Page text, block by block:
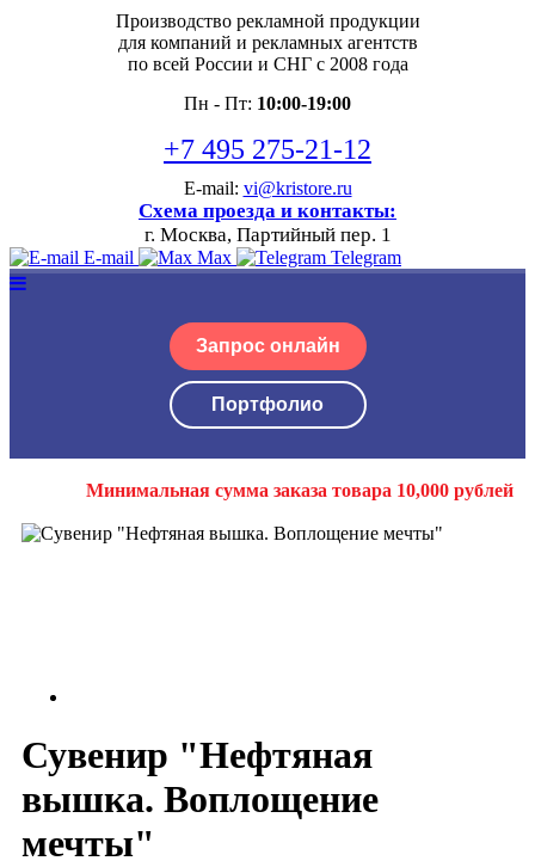
Производство рекламной продукции
для компаний и рекламных агентств
по всей России и СНГ с 2008 года
Пн - Пт: 10:00-19:00
+7 495 275-21-12
E-mail: vi@kristore.ru
Схема проезда и контакты:
г. Москва, Партийный пер. 1
E-mail Max Telegram
Запрос онлайн
Портфолио
Минимальная сумма заказа товара 10,000 рублей
Сувенир "Нефтяная
вышка. Воплощение
мечты"